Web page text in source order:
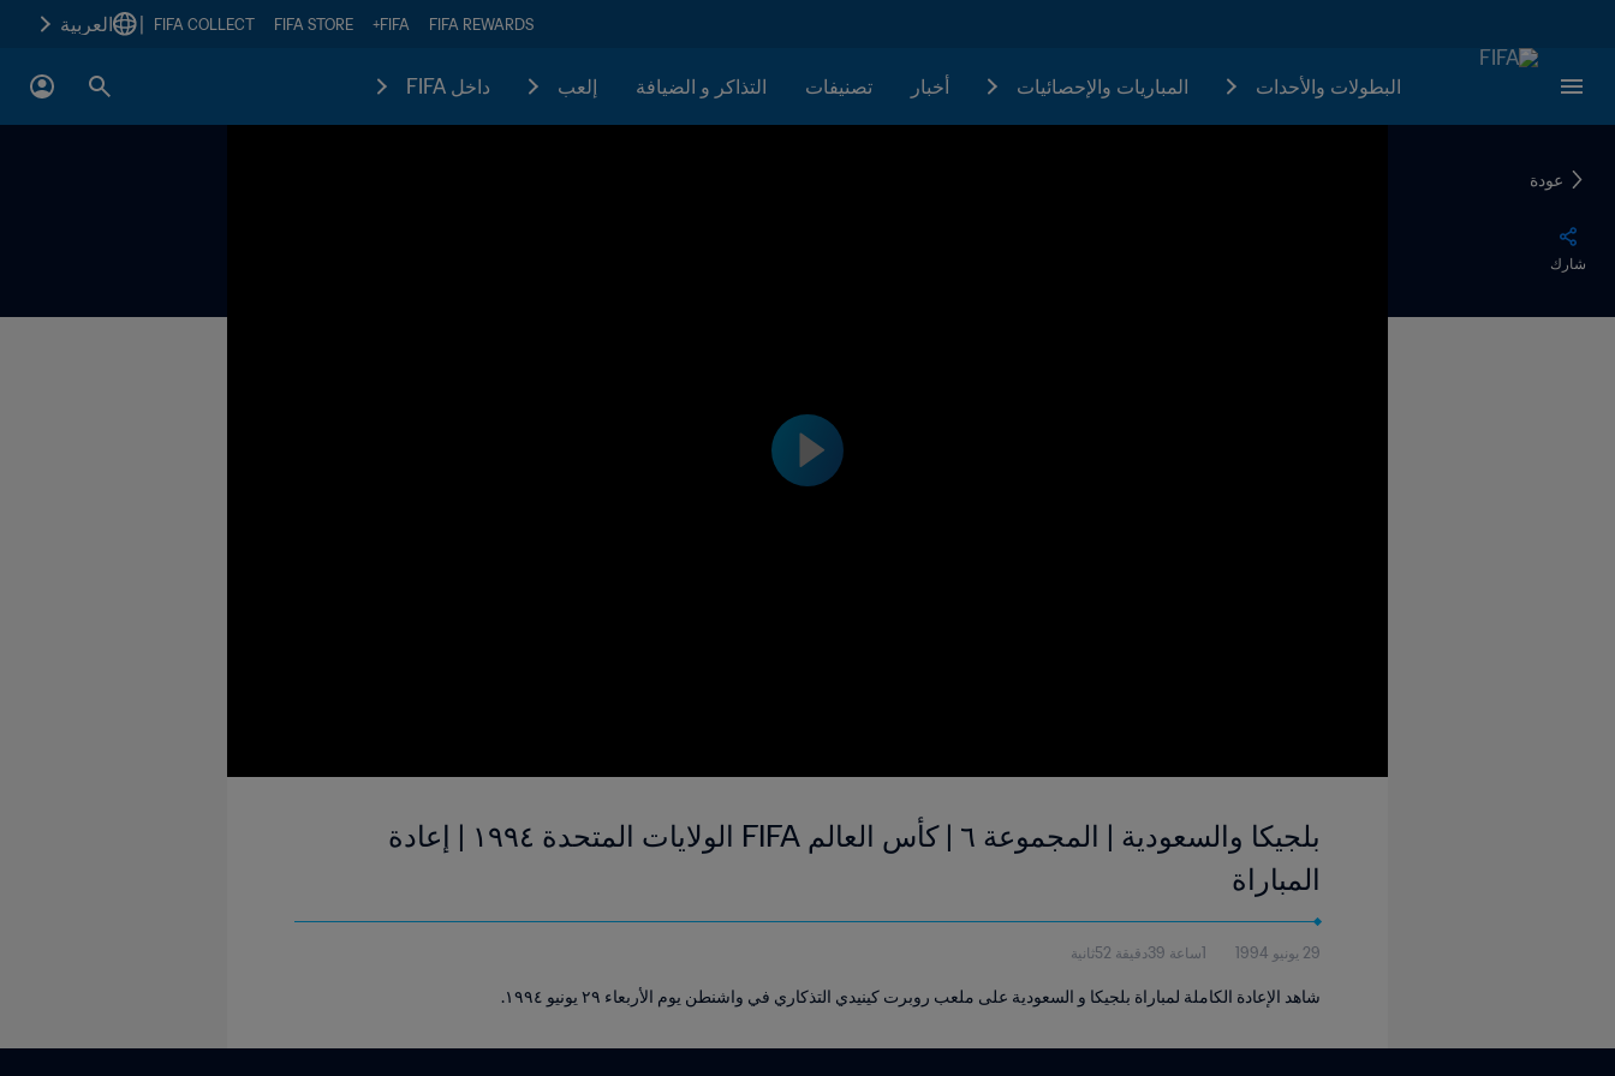
FIFA REWARDS
FIFA+
FIFA STORE
FIFA COLLECT العربية
البطولات والأحدات المباريات والإحصائيات أخبار تصنيفات التذاكر و الضيافة إلعب داخل FIFA
عودة
شارك
بلجيكا والسعودية | المجموعة ٦ | كأس العالم FIFA الولايات المتحدة ١٩٩٤ | إعادة
المباراة
29 يونيو 1994 1ساعة 39دقيقة 52ثانية
شاهد الإعادة الكاملة لمباراة بلجيكا و السعودية على ملعب روبرت كينيدي التذكاري في واشنطن يوم الأربعاء ٢٩ يونيو ١٩٩٤.